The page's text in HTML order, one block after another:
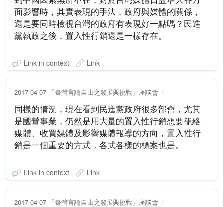
面影響時，其實表現的手法，政府與媒體的關係，
還是要同時檢視台灣的政府有表現好一點嗎？民進
黨執政之後，置入性行銷還是一樣存在。
Link in context Link
2017-04-07 「臺灣言論自由之發展與挑戰」座談會
同樣的情況，現在看到民進黨政府很多部會，尤其
是國營事業，仍然是用大量的置入性行銷想要籠絡
媒體、收買媒體及影響媒體報導的方向，置入性行
銷是一個重要的方式，各式各樣的標案也是。
Link in context Link
2017-04-07 「臺灣言論自由之發展與挑戰」座談會